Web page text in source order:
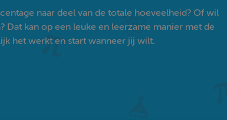
naar deel van de totale hoeveelheid? Of wil
kan op een leuke en leerzame manier met de
het werkt en start wanneer jij wilt.